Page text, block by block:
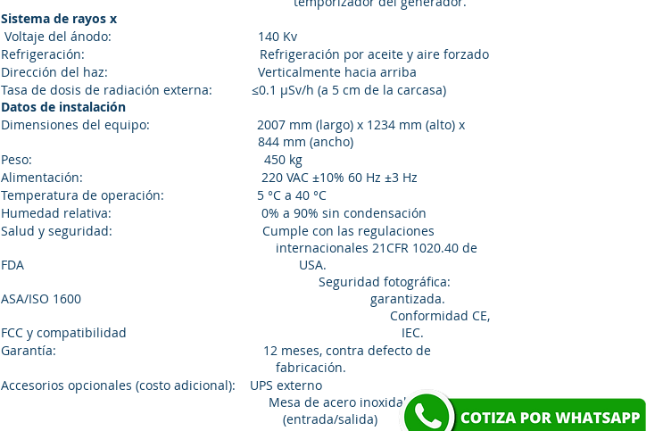
Sistema de rayos x
Voltaje del ánodo: 140 Kv
Refrigeración: Refrigeración por aceite y aire forzado
Dirección del haz: Verticalmente hacia arriba
Tasa de dosis de radiación externa: ≤0.1 μSv/h (a 5 cm de la carcasa)
Datos de instalación
Dimensiones del equipo: 2007 mm (largo) x 1234 mm (alto) x
844 mm (ancho)
Peso: 450 kg
Alimentación: 220 VAC ±10% 60 Hz ±3 Hz
Temperatura de operación: 5 °C a 40 °C
Humedad relativa: 0% a 90% sin condensación
Salud y seguridad: Cumple con las regulaciones
internacionales 21CFR 1020.40 de
FDA USA.
Seguridad fotográfica:
ASA/ISO 1600 garantizada.
Conformidad CE,
FCC y compatibilidad IEC.
Garantía: 12 meses, contra defecto de
fabricación.
Accesorios opcionales (costo adicional): UPS externo
Mesa de acero inoxidable
(entrada/salida)